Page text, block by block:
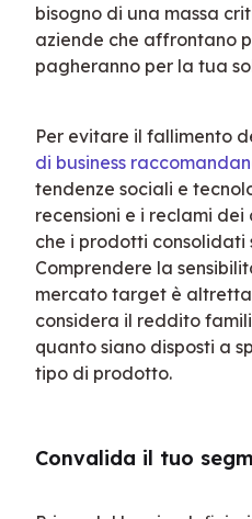
bisogno di una massa
aziende che affrontano
pagheranno per la tua
Per evitare il fallimento
di business
tendenze sociali e
recensioni e i reclami
che i prodotti consolidati
Comprendere la
mercato target è
considera il reddito
quanto siano disposti a
tipo di prodotto.
Convalida il tuo